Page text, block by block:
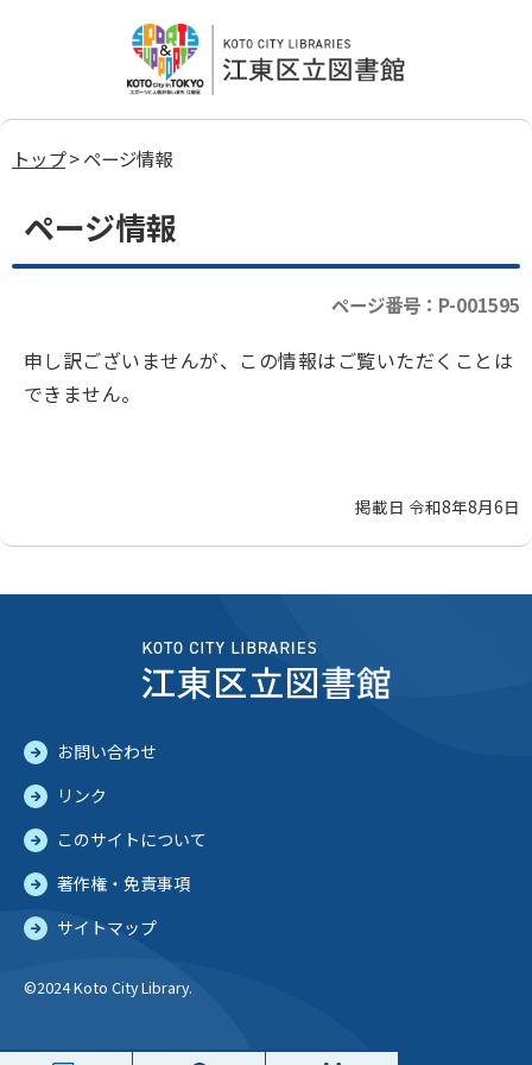
トップ> ページ情報
ページ情報
ページ番号：P-001595
申し訳ございませんが、この情報はご覧いただくことは
できません。
掲載日 令和8年8月6日
お問い合わせ
リンク
このサイトについて
著作権・免責事項
サイトマップ
©2024 Koto City Library.